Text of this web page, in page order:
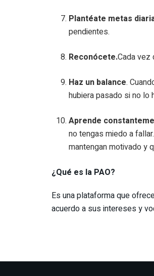
Plantéate metas
pendientes.
Reconócete.Cada vez
Haz un balance.
hubiera pasado si no lo
Aprende
no tengas miedo a
mantengan motivado y
¿Qué es la PAO?
Es una plataforma que
acuerdo a sus intereses y